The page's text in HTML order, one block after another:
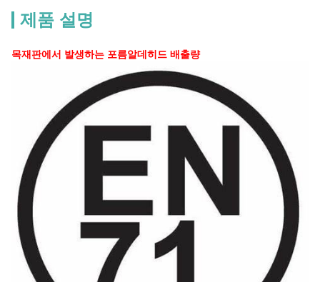
제품 설명
목재판에서 발생하는 포름알데히드 배출량